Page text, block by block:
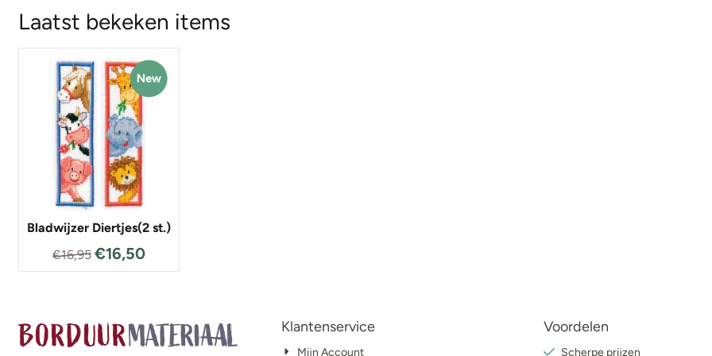
Laatst bekeken items
Bladwijzer Diertjes(2 st.)
€16,95 €16,50
Klantenservice
Mijn Account
Voordelen
Scherpe prijzen